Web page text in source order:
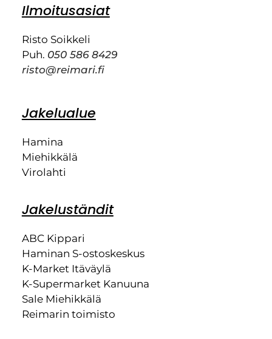
Ilmoitusasiat
Risto Soikkeli
Puh. 050 586 8429
risto@reimari.fi
Jakelualue
Hamina
Miehikkälä
Virolahti
Jakeluständit
ABC Kippari
Haminan S-ostoskeskus
K-Market Itäväylä
K-Supermarket Kanuuna
Sale Miehikkälä
Reimarin toimisto